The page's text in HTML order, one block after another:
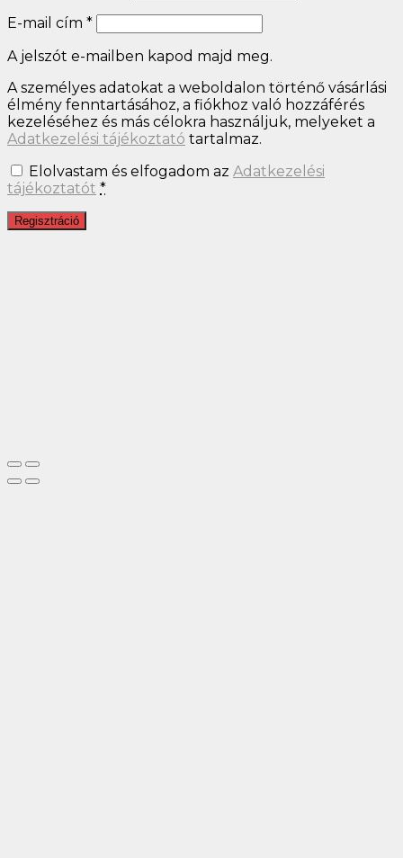
E-mail cím *
A jelszót e-mailben kapod majd meg.
A személyes adatokat a weboldalon történő vásárlási
élmény fenntartásához, a fiókhoz való hozzáférés
kezeléséhez és más célokra használjuk, melyeket a
Adatkezelési tájékoztató tartalmaz.
Elolvastam és elfogadom az Adatkezelési
tájékoztatót *
Regisztráció